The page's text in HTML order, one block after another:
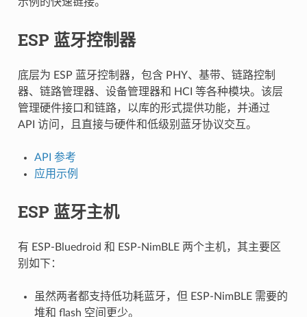
ESP 蓝牙控制器
底层为 ESP 蓝牙控制器，包含 PHY、基带、链路控制
器、链路管理器、设备管理器和 HCI 等各种模块。该层
管理硬件接口和链路，以库的形式提供功能，并通过
API 访问，且直接与硬件和低级别蓝牙协议交互。
API 参考
应用示例
ESP 蓝牙主机
有 ESP-Bluedroid 和 ESP-NimBLE 两个主机，其主要区
别如下：
虽然两者都支持低功耗蓝牙，但 ESP-NimBLE 需要的
堆和 flash 空间更少。